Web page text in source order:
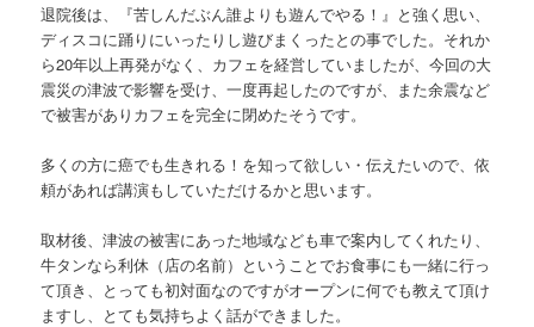
退院後は、『苦しんだぶん誰よりも遊んでやる！』と強く思い、
ディスコに踊りにいったりし遊びまくったとの事でした。それか
ら20年以上再発がなく、カフェを経営していましたが、今回の大
震災の津波で影響を受け、一度再起したのですが、また余震など
で被害がありカフェを完全に閉めたそうです。
多くの方に癌でも生きれる！を知って欲しい・伝えたいので、依
頼があれば講演もしていただけるかと思います。
取材後、津波の被害にあった地域なども車で案内してくれたり、
牛タンなら利休（店の名前）ということでお食事にも一緒に行っ
て頂き、とっても初対面なのですがオープンに何でも教えて頂け
ますし、とても気持ちよく話ができました。